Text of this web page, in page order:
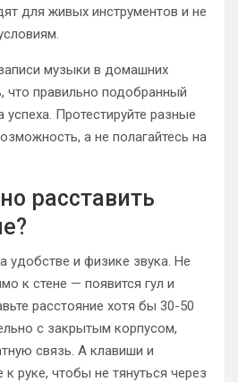
для живых инструментов и не
музыки в домашних
что правильно подобранный
Протестируйте разные
а не полагайтесь на
расставить
удобстве и физике звука. Не
к стене — появится гул и
расстояние хотя бы 30-50
с закрытым корпусом,
связь. А клавиши и
руке, чтобы не тянуться через